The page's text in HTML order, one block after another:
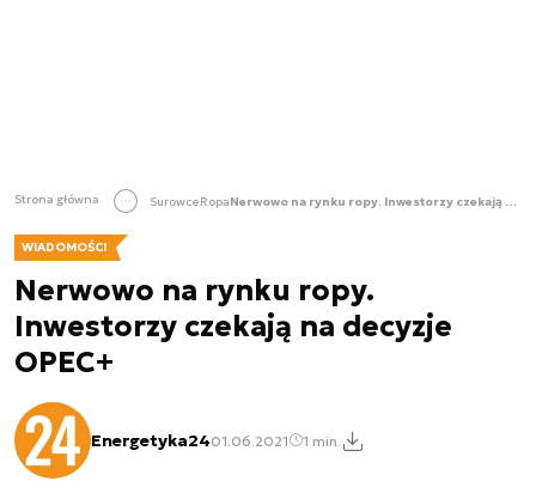
Strona główna SurowceRopa Nerwowo na rynku ropy. Inwestorzy czekają na decyzje OPEC+
WIADOMOŚCI
Nerwowo na rynku ropy.
Inwestorzy czekają na decyzje
OPEC+
Energetyka2401.06.2021 1 min.